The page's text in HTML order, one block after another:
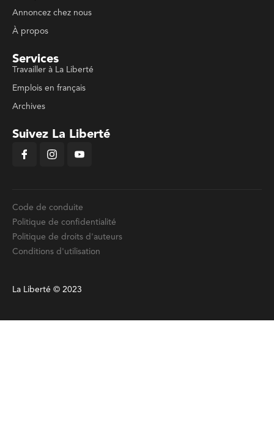
Annoncez chez nous
À propos
Services
Travailler à La Liberté
Emplois en français
Archives
Suivez La Liberté
Code de conduite
Politique de confidentialité
Politique de droits d'auteurs
Conditions d'utilisation
La Liberté © 2023